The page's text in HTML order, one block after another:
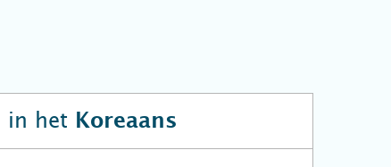
in het Koreaans